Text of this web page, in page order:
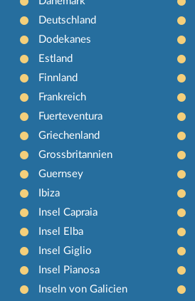
Deutschland
Dodekanes
Estland
Finnland
Frankreich
Fuerteventura
Griechenland
Grossbritannien
Guernsey
Ibiza
Insel Capraia
Insel Elba
Insel Giglio
Insel Pianosa
Inseln von Galicien